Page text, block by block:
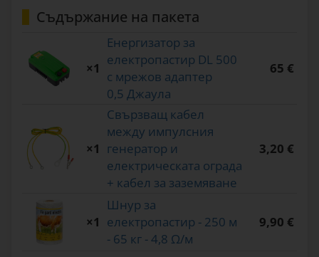
Съдържание на пакета
×1
Енергизатор за
електропастир DL 500
с мрежов адаптер
0,5 Джаула
65 €
×1
Свързващ кабел
между импулсния
генератор и
електрическата ограда
+ кабел за заземяване
3,20 €
×1
Шнур за
електропастир - 250 м
- 65 кг - 4,8 Ω/м
9,90 €